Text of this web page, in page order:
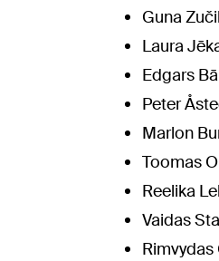
Guna
Laura
Edgars
Peter
Marlon
Toomas
Reelika
Vaidas